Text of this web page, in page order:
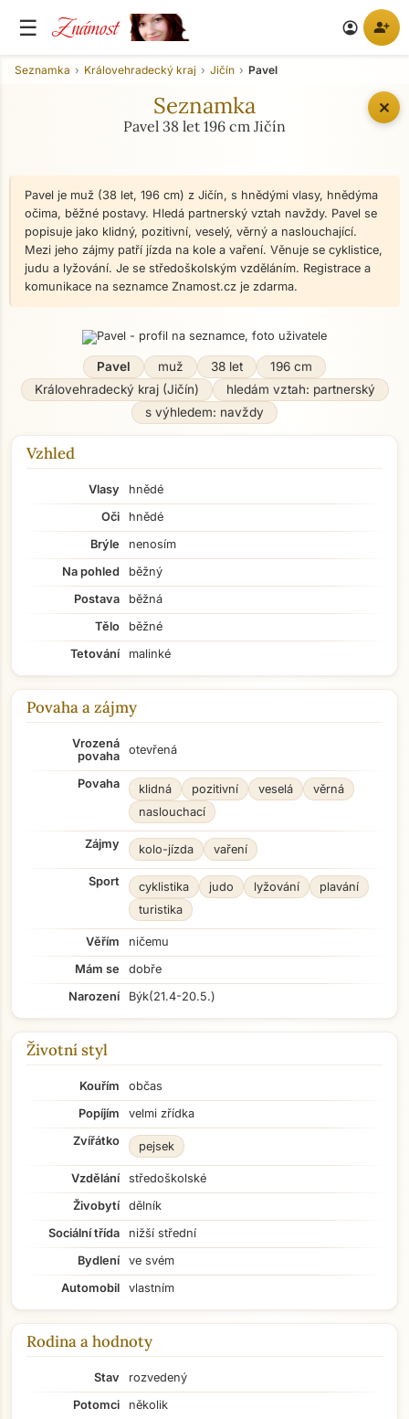
☰ Známost account_circle person_add
✕
Seznamka Královehradecký kraj Jičín Pavel
Seznamka
Pavel 38 let 196 cm Jičín
Pavel je muž (38 let, 196 cm) z Jičín, s hnědými vlasy, hnědýma
očima, běžné postavy. Hledá partnerský vztah navždy. Pavel se
popisuje jako klidný, pozitivní, veselý, věrný a naslouchající.
Mezi jeho zájmy patří jízda na kole a vaření. Věnuje se cyklistice,
judu a lyžování. Je se středoškolským vzděláním. Registrace a
komunikace na seznamce Znamost.cz je zdarma.
Pavel muž 38 let
196 cm
Královehradecký kraj (Jičín)
hledám vztah: partnerský
s výhledem: navždy
Vzhled
Vlasy
hnědé
Oči
hnědé
Brýle
nenosím
Na pohled
běžný
Postava
běžná
Tělo
běžné
Tetování
malinké
Povaha a zájmy
Vrozená
povaha
otevřená
Povaha klidná pozitivní veselá
věrná
naslouchací
Zájmy kolo-jízda vaření
Sport cyklistika judo lyžování
plavání
turistika
Věřím
ničemu
Mám se
dobře
Narození
Býk(21.4-20.5.)
Životní styl
Kouřím
občas
Popíjím
velmi zřídka
Zvířátko
pejsek
Vzdělání
středoškolské
Živobytí
dělník
Sociální třída
nižší střední
Bydlení
ve svém
Automobil
vlastním
Rodina a hodnoty
Stav
rozvedený
Potomci
několik